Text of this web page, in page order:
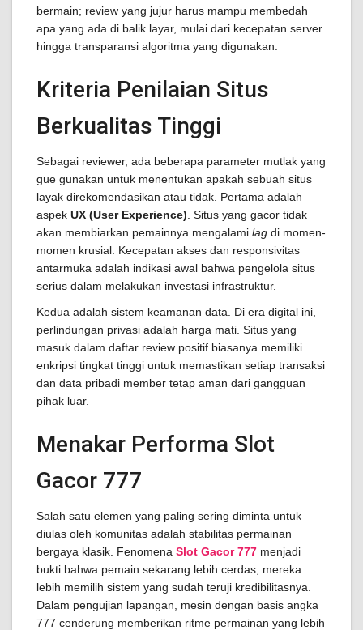
bermain; review yang jujur harus mampu membedah
apa yang ada di balik layar, mulai dari kecepatan server
hingga transparansi algoritma yang digunakan.
Kriteria Penilaian Situs
Berkualitas Tinggi
Sebagai reviewer, ada beberapa parameter mutlak yang
gue gunakan untuk menentukan apakah sebuah situs
layak direkomendasikan atau tidak. Pertama adalah
aspek UX (User Experience) . Situs yang gacor tidak
akan membiarkan pemainnya mengalami lag di momen-
momen krusial. Kecepatan akses dan responsivitas
antarmuka adalah indikasi awal bahwa pengelola situs
serius dalam melakukan investasi infrastruktur.
Kedua adalah sistem keamanan data. Di era digital ini,
perlindungan privasi adalah harga mati. Situs yang
masuk dalam daftar review positif biasanya memiliki
enkripsi tingkat tinggi untuk memastikan setiap transaksi
dan data pribadi member tetap aman dari gangguan
pihak luar.
Menakar Performa Slot
Gacor 777
Salah satu elemen yang paling sering diminta untuk
diulas oleh komunitas adalah stabilitas permainan
bergaya klasik. Fenomena Slot Gacor 777 menjadi
bukti bahwa pemain sekarang lebih cerdas; mereka
lebih memilih sistem yang sudah teruji kredibilitasnya.
Dalam pengujian lapangan, mesin dengan basis angka
777 cenderung memberikan ritme permainan yang lebih